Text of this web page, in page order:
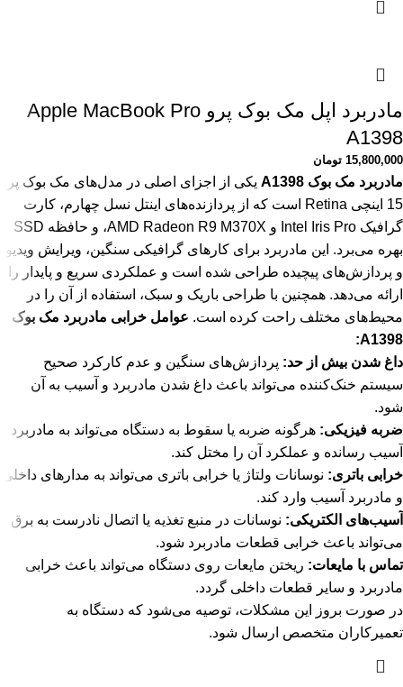
مادربرد اپل مک بوک پرو Apple MacBook Pro
A1398
15,800,000 تومان
مادربرد مک بوک A1398
یکی از اجزای اصلی در مدل‌های مک بوک پرو
15 اینچی Retina است که از پردازنده‌های اینتل نسل چهارم، کارت
گرافیک Intel Iris Pro و AMD Radeon R9 M370X، و حافظه SSD
بهره می‌برد. این مادربرد برای کارهای گرافیکی سنگین، ویرایش ویدیو
و پردازش‌های پیچیده طراحی شده است و عملکردی سریع و پایدار را
ارائه می‌دهد. همچنین با طراحی باریک و سبک، استفاده از آن را در
محیط‌های مختلف راحت کرده است. عوامل خرابی مادربرد مک بوک
A1398:
داغ شدن بیش از حد: پردازش‌های سنگین و عدم کارکرد صحیح
سیستم خنک‌کننده می‌تواند باعث داغ شدن مادربرد و آسیب به آن
شود.
ضربه فیزیکی: هرگونه ضربه یا سقوط به دستگاه می‌تواند به مادربرد
آسیب رسانده و عملکرد آن را مختل کند.
خرابی باتری: نوسانات ولتاژ یا خرابی باتری می‌تواند به مدارهای داخلی
و مادربرد آسیب وارد کند.
آسیب‌های الکتریکی: نوسانات در منبع تغذیه یا اتصال نادرست به برق
می‌تواند باعث خرابی قطعات مادربرد شود.
تماس با مایعات: ریختن مایعات روی دستگاه می‌تواند باعث خرابی
مادربرد و سایر قطعات داخلی گردد.
در صورت بروز این مشکلات، توصیه می‌شود که دستگاه به
تعمیرکاران متخصص ارسال شود.